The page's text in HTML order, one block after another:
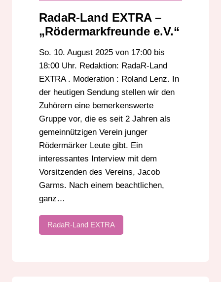
RadaR-Land EXTRA –
„Rödermarkfreunde e.V.“
So. 10. August 2025 von 17:00 bis
18:00 Uhr. Redaktion: RadaR-Land
EXTRA . Moderation : Roland Lenz. In
der heutigen Sendung stellen wir den
Zuhörern eine bemerkenswerte
Gruppe vor, die es seit 2 Jahren als
gemeinnützigen Verein junger
Rödermärker Leute gibt. Ein
interessantes Interview mit dem
Vorsitzenden des Vereins, Jacob
Garms. Nach einem beachtlichen,
ganz…
RadaR-Land EXTRA